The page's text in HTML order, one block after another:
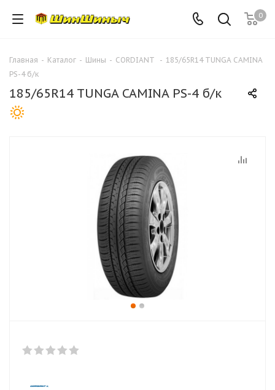
0
Главная - Каталог - Шины - CORDIANT - 185/65R14 TUNGA CAMINA
PS-4 б/к
185/65R14 TUNGA CAMINA PS-4 б/к